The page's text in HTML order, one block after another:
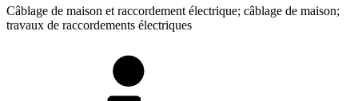
Câblage de maison et raccordement électrique; câblage de maison;
travaux de raccordements électriques